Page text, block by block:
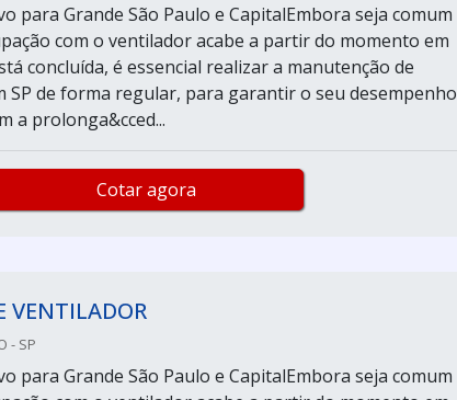
para Grande São Paulo e CapitalEmbora seja comum
com o ventilador acabe a partir do momento em
concluída, é essencial realizar a manutenção de
SP de forma regular, para garantir o seu desempenho
a prolonga&cced...
Cotar agora
VENTILADOR
- SP
para Grande São Paulo e CapitalEmbora seja comum